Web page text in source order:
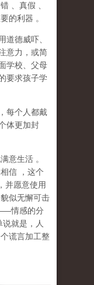
、真假
的利器 。
道德威吓、
意力，或简
学校、父母
要求孩子学
每个人都戴
体更加封
意生活 。
信
，这个
，并愿意使用
似无懈可击
情感的分
说就是， 人
谎言加工整